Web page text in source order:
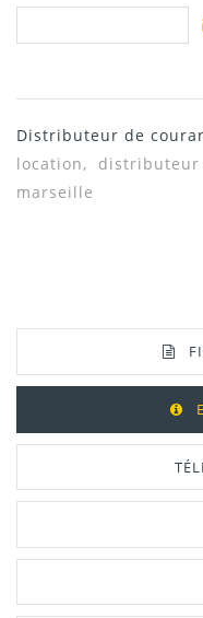
Distributeur de
location, distributeur
marseille